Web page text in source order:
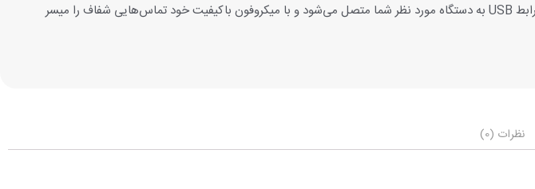
با وب‌کم مایکروسافت مدل LifeCam HD-3000 ارتباطی با کیفیت بالا را تجربه خواهید کرد. این وب‌کم از طریق رابط USB به دستگاه مورد نظر شما متصل می‌شود و با میکروفون باکیفیت خود تماس‌هایی شفاف را میسر
نظرات (0)